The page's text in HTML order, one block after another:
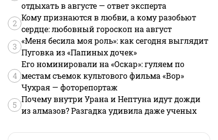
отдыхать в августе — ответ эксперта
2
Кому признаются в любви, а кому разобьют
сердце: любовный гороскоп на август
3
«Меня бесила моя роль»: как сегодня выглядит
Пуговка из «Папиных дочек»
4
Его номинировали на «Оскар»: гуляем по
местам съемок культового фильма «Вор»
Чухрая — фоторепортаж
5
Почему внутри Урана и Нептуна идут дожди
из алмазов? Разгадка удивила даже ученых